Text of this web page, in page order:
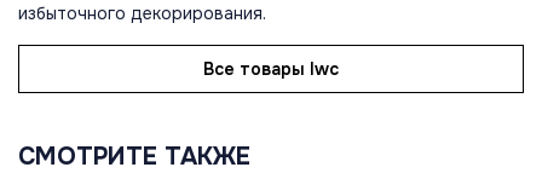
избыточного декорирования.
Все товары Iwc
СМОТРИТЕ ТАКЖЕ